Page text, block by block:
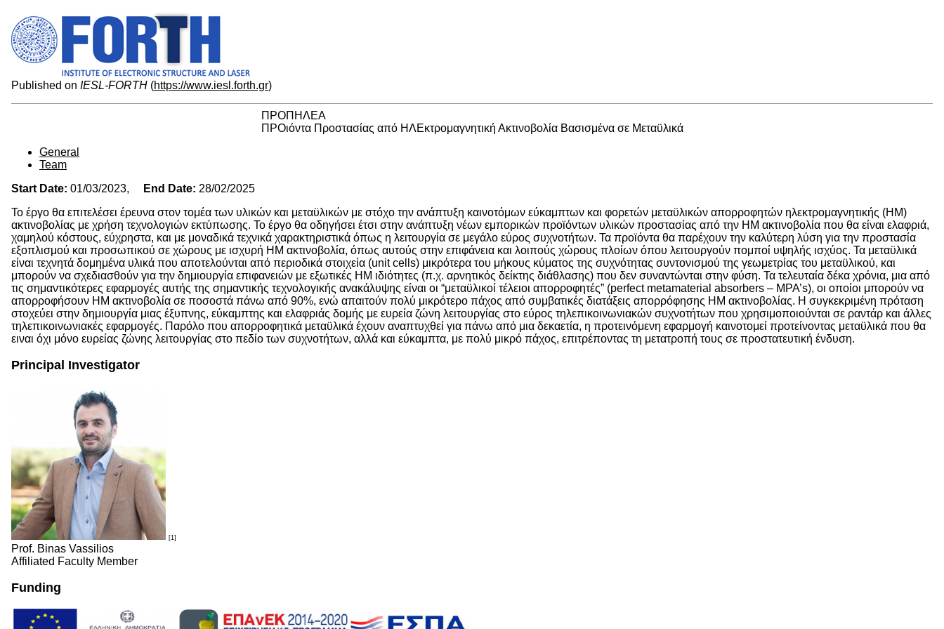
Published on IESL-FORTH (https://www.iesl.forth.gr)
ΠΡΟΠΗΛΕΑ
ΠΡΟιόντα Προστασίας από ΗΛΕκτρομαγνητική Ακτινοβολία Βασισμένα σε Μεταϋλικά
General
Team
Start Date: 01/03/2023, End Date: 28/02/2025
Το έργο θα επιτελέσει έρευνα στον τομέα των υλικών και μεταϋλικών με στόχο την ανάπτυξη καινοτόμων εύκαμπτων και φορετών μεταϋλικών απορροφητών ηλεκτρομαγνητικής (ΗΜ)
ακτινοβολίας με χρήση τεχνολογιών εκτύπωσης. Το έργο θα οδηγήσει έτσι στην ανάπτυξη νέων εμπορικών προϊόντων υλικών προστασίας από την ΗΜ ακτινοβολία που θα είναι ελαφριά,
χαμηλού κόστους, εύχρηστα, και με μοναδικά τεχνικά χαρακτηριστικά όπως η λειτουργία σε μεγάλο εύρος συχνοτήτων. Τα προϊόντα θα παρέχουν την καλύτερη λύση για την προστασία
εξοπλισμού και προσωπικού σε χώρους με ισχυρή ΗΜ ακτινοβολία, όπως αυτούς στην επιφάνεια και λοιπούς χώρους πλοίων όπου λειτουργούν πομποί υψηλής ισχύος. Τα μεταϋλικά
είναι τεχνητά δομημένα υλικά που αποτελούνται από περιοδικά στοιχεία (unit cells) μικρότερα του μήκους κύματος της συχνότητας συντονισμού της γεωμετρίας του μεταϋλικού, και
μπορούν να σχεδιασθούν για την δημιουργία επιφανειών με εξωτικές ΗΜ ιδιότητες (π.χ. αρνητικός δείκτης διάθλασης) που δεν συναντώνται στην φύση. Τα τελευταία δέκα χρόνια, μια από
τις σημαντικότερες εφαρμογές αυτής της σημαντικής τεχνολογικής ανακάλυψης είναι οι “μεταϋλικοί τέλειοι απορροφητές” (perfect metamaterial absorbers – MPA’s), οι οποίοι μπορούν να
απορροφήσουν ΗΜ ακτινοβολία σε ποσοστά πάνω από 90%, ενώ απαιτούν πολύ μικρότερο πάχος από συμβατικές διατάξεις απορρόφησης ΗΜ ακτινοβολίας. Η συγκεκριμένη πρόταση
στοχεύει στην δημιουργία μιας έξυπνης, εύκαμπτης και ελαφριάς δομής με ευρεία ζώνη λειτουργίας στο εύρος τηλεπικοινωνιακών συχνοτήτων που χρησιμοποιούνται σε ραντάρ και άλλες
τηλεπικοινωνιακές εφαρμογές. Παρόλο που απορροφητικά μεταϋλικά έχουν αναπτυχθεί για πάνω από μια δεκαετία, η προτεινόμενη εφαρμογή καινοτομεί προτείνοντας μεταϋλικά που θα
ειναι όχι μόνο ευρείας ζώνης λειτουργίας στο πεδίο των συχνοτήτων, αλλά και εύκαμπτα, με πολύ μικρό πάχος, επιτρέποντας τη μετατροπή τους σε προστατευτική ένδυση.
Principal Investigator
[1]
Prof. Binas Vassilios
Affiliated Faculty Member
Funding